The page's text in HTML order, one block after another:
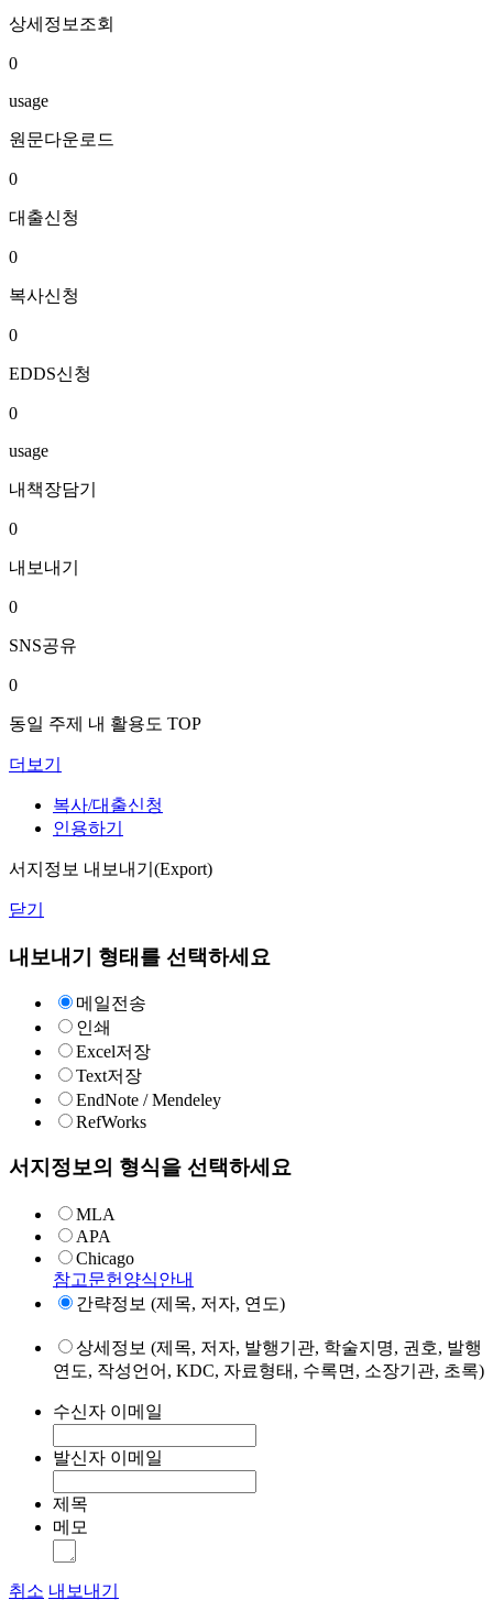
상세정보조회
0
usage
원문다운로드
0
대출신청
0
복사신청
0
EDDS신청
0
usage
내책장담기
0
내보내기
0
SNS공유
0
동일 주제 내 활용도 TOP
더보기
복사/대출신청
인용하기
서지정보 내보내기(Export)
닫기
내보내기 형태를 선택하세요
메일전송
인쇄
Excel저장
Text저장
EndNote / Mendeley
RefWorks
서지정보의 형식을 선택하세요
MLA
APA
Chicago
참고문헌양식안내
간략정보 (제목, 저자, 연도)
상세정보 (제목, 저자, 발행기관, 학술지명, 권호, 발행
연도, 작성언어, KDC, 자료형태, 수록면, 소장기관, 초록)
수신자 이메일
발신자 이메일
제목
메모
취소 내보내기